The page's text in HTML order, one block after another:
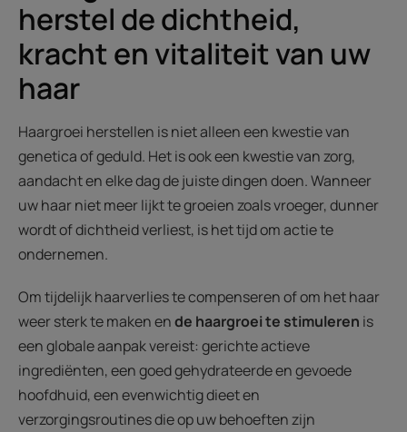
herstel de dichtheid,
kracht en vitaliteit van uw
haar
Haargroei herstellen is niet alleen een kwestie van
genetica of geduld. Het is ook een kwestie van zorg,
aandacht en elke dag de juiste dingen doen. Wanneer
uw haar niet meer lijkt te groeien zoals vroeger, dunner
wordt of dichtheid verliest, is het tijd om actie te
ondernemen.
Om tijdelijk haarverlies te compenseren of om het haar
weer sterk te maken ende haargroei te stimuleren is
een globale aanpak vereist: gerichte actieve
ingrediënten, een goed gehydrateerde en gevoede
hoofdhuid, een evenwichtig dieet en
verzorgingsroutines die op uw behoeften zijn